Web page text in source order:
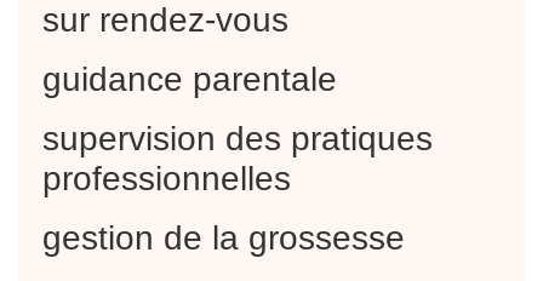
sur rendez-vous
guidance parentale
supervision des pratiques
professionnelles
gestion de la grossesse